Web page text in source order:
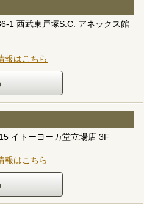
1 西武東戸塚S.C. アネックス館
報はこちら
イトーヨーカ堂立場店 3F
報はこちら